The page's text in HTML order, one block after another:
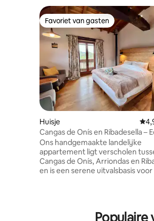
Favoriet van gasten
Favoriet van gasten
Huisje
Cangas de Onís en Ribadesella –
bergparadijs
Ons handgemaakte landelijke
appartement ligt verscholen
Cangas de Onís, Arriondas en
en is een serene uitvalsbasis
verbinding wil maken. Word wakker metPopulaire